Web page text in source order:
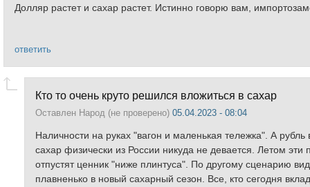
Долляр растет и сахар растет. Истинно говорю вам,
ответить
Кто то очень круто решился вложиться в сахар
Оставлен Народ (не проверено) 05.04.2023 - 08:04
Наличности на руках "вагон и маленькая тележка". А
сахар физически из России никуда не девается. Летом
отпустят ценник "ниже плинтуса". По другому сценарию
плавненько в новый сахарный сезон. Все, кто сегодня